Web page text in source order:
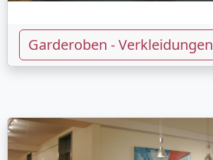
Garderoben - Verkleidungen